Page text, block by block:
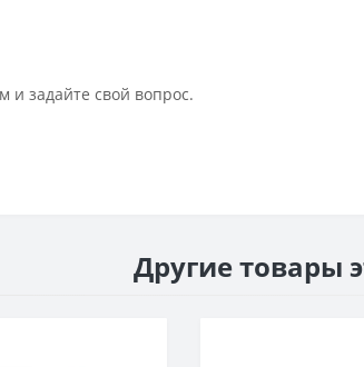
и задайте свой вопрос.
Другие товары